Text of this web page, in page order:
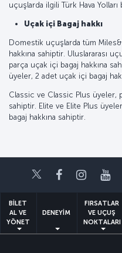
uçuşlarda ilgili Türk Hava Yolları
Uçak içi Bagaj hakkı
Domestik uçuşlarda tüm
hakkına sahiptir. Uluslararası
parça uçak içi bagaj hakkına
üyeler, 2 adet uçak içi bagaj
Classic ve Classic Plus üyeler,
sahiptir. Elite ve Elite Plus
bagaj hakkına sahiptir.
TwitterFacebook
BİLET
AL VE
YÖNET
DENEYİM
FIRSATLAR
VE UÇUŞ
NOKTALARI